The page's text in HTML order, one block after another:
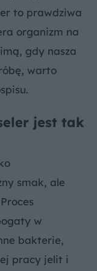
to prawdziwa
organizm na
gdy nasza
warto
jest tak
smak, ale
w
bakterie,
pracy jelit i